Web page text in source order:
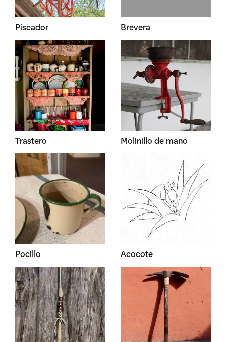
Piscador Brevera
Trastero Molinillo de mano
Pocillo Acocote